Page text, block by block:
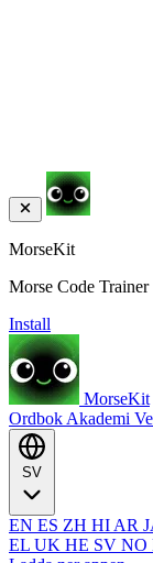
MorseKit
Morse Code
Install
MorseKit
Ordbok Akademi
EN ES ZH HI AR
EL UK HE SV NO